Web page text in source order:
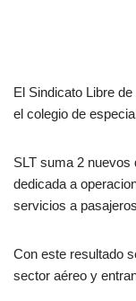
El Sindicato Libre
el colegio de
SLT suma 2 nuevos
dedicada a
servicios a
Con este resultado
sector aéreo y